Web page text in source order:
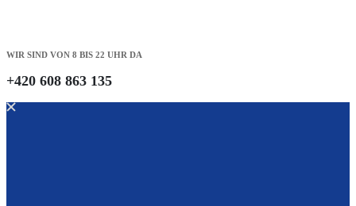
WIR SIND VON 8 BIS 22 UHR DA
+420 608 863 135